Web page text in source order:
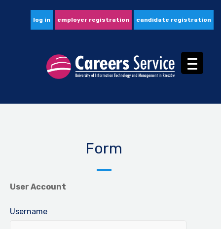
log in employer registration candidate registration
Form
User Account
Username